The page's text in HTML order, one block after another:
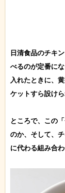
日清食品のチキ
べるのが定番に
入れたときに、
ケットすら設けら
ところで、この
のか、そして、
に代わる組み合